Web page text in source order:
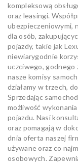
kompleksową
oraz leasingi.
ubezpieczeniowymi,
dla osób,
pojazdy, takie jak
niewiarygodnie
uczciwego, godnego
nasze komisy
działamy w trzech,
Sprzedając
możliwość
pojazdu. Nasi
oraz pomagają w
dnia oferta naszej
używane oraz co
osobowych.